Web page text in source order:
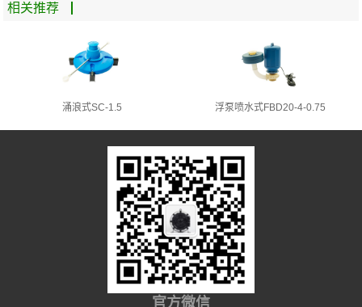
相关推荐
涌浪式SC-1.5 浮泵喷水式FBD20-4-0.75
官方微信